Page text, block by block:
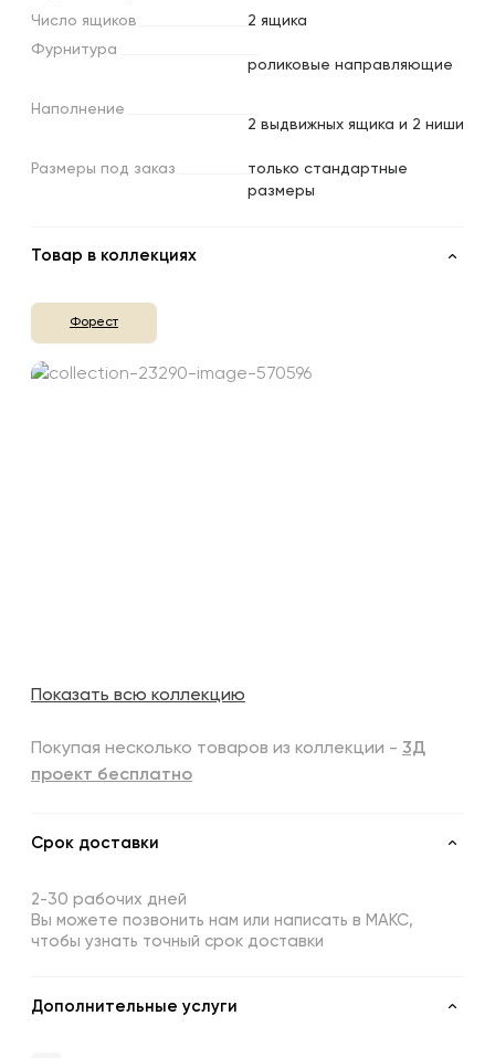
Число ящиков
2 ящика
Фурнитура
роликовые направляющие
Наполнение
2 выдвижных ящика и 2 ниши
Размеры под заказ
только стандартные
размеры
Товар в коллекциях
Форест
Показать всю коллекцию
Покупая несколько товаров из коллекции - 3Д
проект бесплатно
Срок доставки
2-30 рабочих дней
Вы можете позвонить нам или написать в МАКС,
чтобы узнать точный срок доставки
Дополнительные услуги